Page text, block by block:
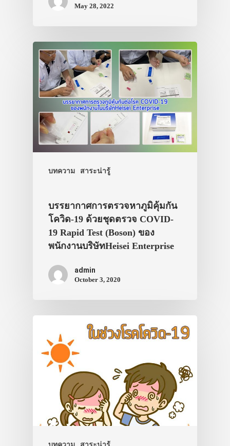
May 28, 2022
บทความ สาระน่ารู้
บรรยากาศการตรวจหาภูมิคุ้มกัน
โควิด-19 ด้วยชุดตรวจ COVID-
19 Rapid Test (Boson) ของ
พนักงานบริษัทHeisei Enterprise
admin
October 3, 2020